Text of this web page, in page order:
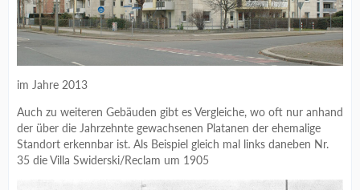
im Jahre 2013
Auch zu weiteren Gebäuden gibt es Vergleiche, wo oft nur anhand
der über die Jahrzehnte gewachsenen Platanen der ehemalige
Standort erkennbar ist. Als Beispiel gleich mal links daneben Nr.
35 die Villa Swiderski/Reclam um 1905